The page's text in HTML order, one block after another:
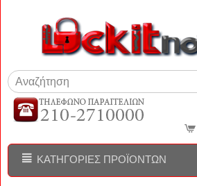
ΚΑΤΗΓΟΡΊΕΣ ΠΡΟΪΌΝΤΩΝ